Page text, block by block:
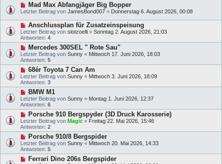
Mad Max Abfangjäger Big Bopper
Letzter Beitrag von JamesBond007 « Donnerstag 6. August 2026, 00:08
Anschlussplan für Zusatzeinspeisung
Letzter Beitrag von slotzoelli « Sonntag 2. August 2026, 21:03
Antworten: 4
Mercedes 300SEL " Rote Sau"
Letzter Beitrag von Sunny « Mittwoch 17. Juni 2026, 18:03
Antworten: 5
68ér Toyota 7 Can Am
Letzter Beitrag von Sunny « Mittwoch 3. Juni 2026, 18:09
Antworten: 3
BMW M1
Letzter Beitrag von Sunny « Montag 1. Juni 2026, 12:37
Antworten: 6
Porsche 910 Bergspyder (3D Druck Karosserie)
Letzter Beitrag von Magic « Freitag 22. Mai 2026, 15:46
Antworten: 2
Porsche 910/8 Bergspider
Letzter Beitrag von Sunny « Mittwoch 20. Mai 2026, 14:33
Antworten: 5
Ferrari Dino 206s Bergspider